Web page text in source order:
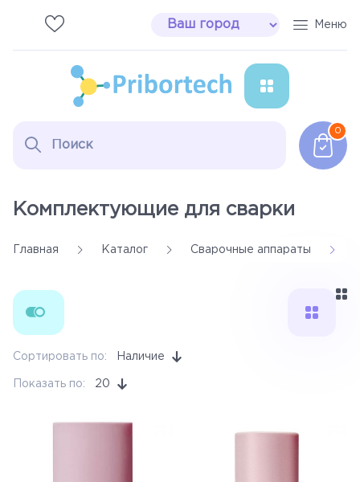
Меню
Паяльное оборудование
Сварочные аппараты
Настольные лампы
Бренды
0
Комплектующие для сварки
Главная Каталог Сварочные аппараты
Сортировать по: Наличие
Показать по: 20